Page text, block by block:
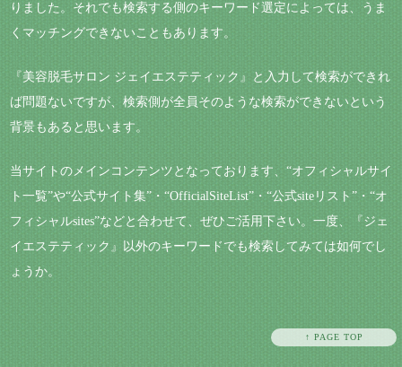
りました。それでも検索する側のキーワード選定によっては、うま
くマッチングできないこともあります。
『美容脱毛サロン ジェイエステティック』と入力して検索ができれ
ば問題ないですが、検索側が全員そのような検索ができないという
背景もあると思います。
当サイトのメインコンテンツとなっております、“オフィシャルサイ
ト一覧”や“公式サイト集”・“OfficialSiteList”・“公式siteリスト”・“オ
フィシャルsites”などと合わせて、ぜひご活用下さい。一度、『ジェ
イエステティック』以外のキーワードでも検索してみては如何でし
ょうか。
↑ PAGE TOP